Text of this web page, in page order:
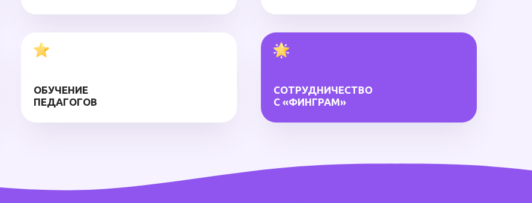
ОБУЧЕНИЕ
ПЕДАГОГОВ
СОТРУДНИЧЕСТВО
С «ФИНГРАМ»